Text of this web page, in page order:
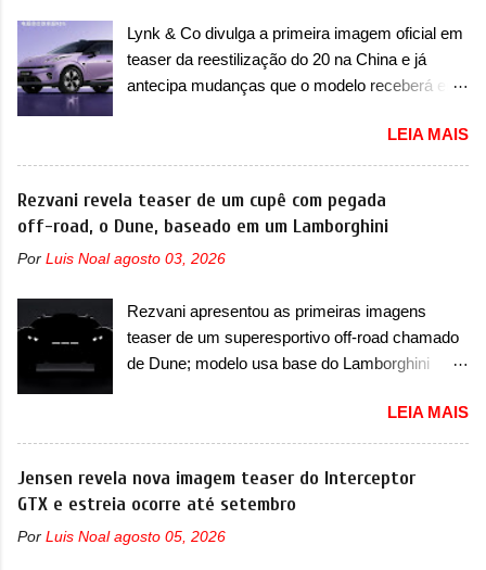
Strada fez. Mais do que isso: ela é a prova viva
que time que está ganhando se mexe sim. Ao
longo da sua história, ela...
ganhava uma nova geração feita do zero,
apelidada de "Bolinha" por suas formas
arredondadas. Além do Gol, outro Volkswagen
versão hatchback do Logus que chegava
depois de um ano de atraso. A invasão de 1994
foi marcava pelos franceses, alemães,
japoneses e coreanos que chegaram
arrancando corações em nosso mercado. Os
vendas em 1994 foram o Renault R19 que
vinha em 3 versões de carroceria, sendo duas
do hatch e o sedan, a famosa Kia Besta, o Vol...
Lynk & Co divulga a primeira imagem oficial em
teaser da reestilização do 20 na China e já
antecipa mudanças que o modelo receberá em
apresentar na China as primeiras mudanças
para o Z20, um misto de hatch com SUV que é
vendido no mercado chinês desde o
lançamento, em 2024. Agora, o modelo passará
por sua primeira mudança visual e também
mudará de nome. Vendido na Europa como 02
vendido na China apenas como ‘20’. Junto das
mudanças visuais, a marca confirmou que ele
pode ser um dos primeiros produtos da
Chamado de ’16 em 1’, também chamado de
Thunder, ele apresenta uma melhoria de
eficiência térmica e integra 12 elementos de
hardware. Entre eles, motor elétrico, controlador
de motor, redutor, conversor CC-CC, OBC,
LEIA MAIS
Rezvani revela teaser de um cupê com pegada
off-road, o Dune, baseado em um Lamborghini
Por Luis Noal agosto 03, 2026
Rezvani apresentou as primeiras imagens
teaser de um superesportivo off-road chamado
de Dune; modelo usa base do Lamborghini
apresentou as primeiras imagens teaser de um
novo superesportivo que vai oferecer aos seus
consumidores. Trata-se do Dune, um cupê
superesportivo que terá uma proposta off-road
tiveram, como o Porsche 911 Dakar e o...
LEIA MAIS
Jensen revela nova imagem teaser do Interceptor
GTX e estreia ocorre até setembro
Por Luis Noal agosto 05, 2026